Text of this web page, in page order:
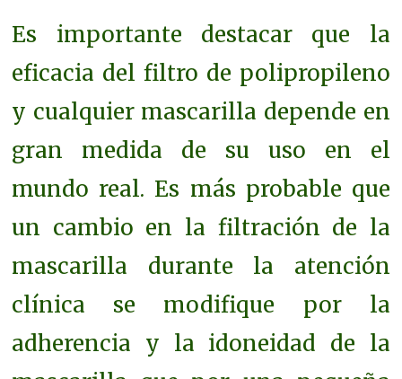
Es importante destacar que la
eficacia del filtro de polipropileno
y cualquier mascarilla depende en
gran medida de su uso en el
mundo real. Es más probable que
un cambio en la filtración de la
mascarilla durante la atención
clínica se modifique por la
adherencia y la idoneidad de la